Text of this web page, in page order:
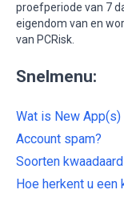
proefperiode van 7
eigendom van en
van PCRisk.
Snelmenu:
Wat is New
Account spam?
Soorten
Hoe herkent u een